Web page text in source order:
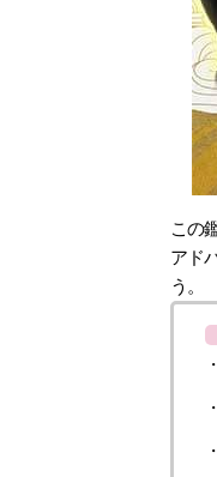
この
アド
う。